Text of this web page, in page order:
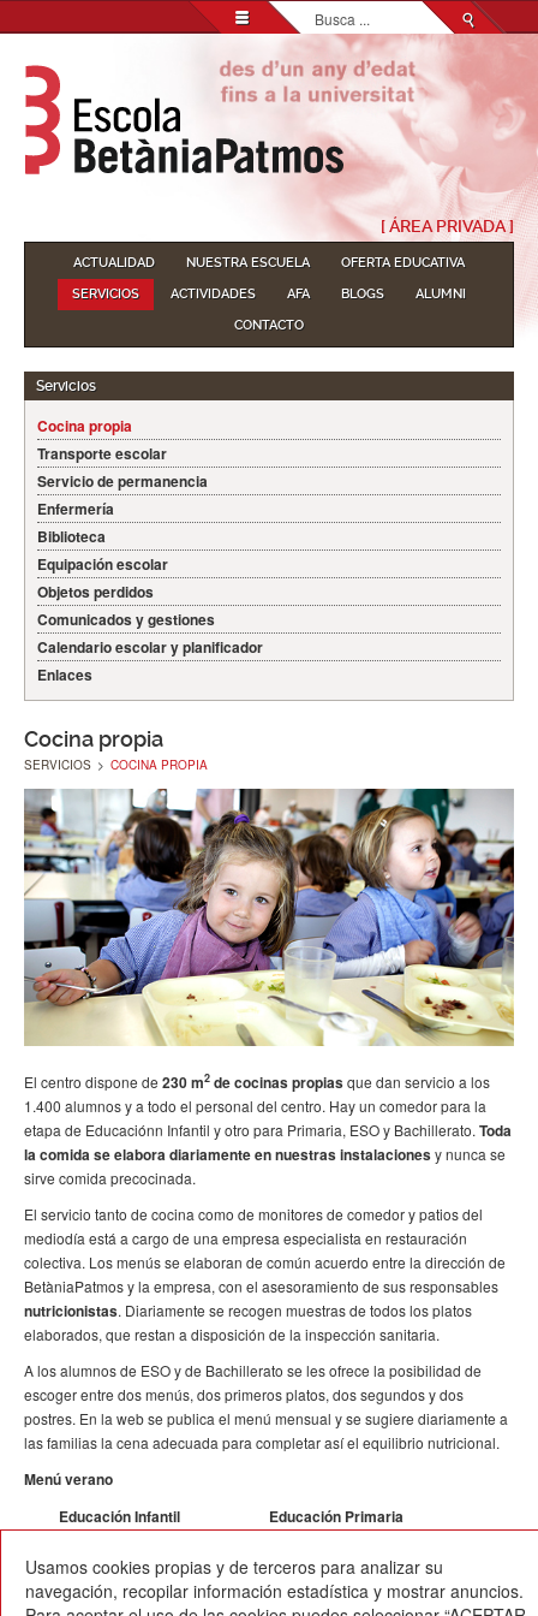
Buscar...
[ ÁREA PRIVADA ]
ACTUALIDAD NUESTRA ESCUELA
OFERTA EDUCATIVA
SERVICIOS
ACTIVIDADES AFA BLOGS
ALUMNI
CONTACTO
Servicios
Cocina propia
Transporte escolar
Servicio de permanencia
Enfermería
Biblioteca
Equipación escolar
Objetos perdidos
Comunicados y gestiones
Calendario escolar y planificador
Enlaces
Cocina propia
SERVICIOS > COCINA PROPIA
El centro dispone de 230 m2 de cocinas propiasque dan servicio a los
1.400 alumnos y a todo el personal del centro. Hay un comedor para la
etapa de Educaciónn Infantil y otro para Primaria, ESO y Bachillerato. Toda
la comida se elabora diariamente en nuestras instalacionesy nunca se
sirve comida precocinada.
El servicio tanto de cocina como de monitores de comedor y patios del
mediodía está a cargo de una empresa especialista en restauración
colectiva. Los menús se elaboran de común acuerdo entre la dirección de
BetàniaPatmos y la empresa, con el asesoramiento de sus responsables
nutricionistas. Diariamente se recogen muestras de todos los platos
elaborados, que restan a disposición de la inspección sanitaria.
A los alumnos de ESO y de Bachillerato se les ofrece la posibilidad de
escoger entre dos menús, dos primeros platos, dos segundos y dos
postres. En la web se publica el menú mensual y se sugiere diariamente a
las familias la cena adecuada para completar así el equilibrio nutricional.
Menú verano
Educación Infantil
Educación Primaria
Menú Vegetariano
Menú Vegetariano
Usamos cookies propias y de terceros para analizar su
navegación, recopilar información estadística y mostrar anuncios.